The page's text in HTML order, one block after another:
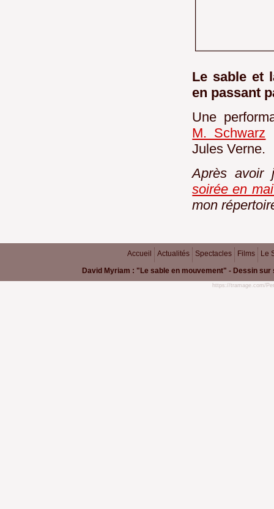
Le sable et
en passant
Une
M. Schwarz
Jules Verne.
Après avoir
soirée en
mon
Accueil Actualités Spectacles Films
Le
David Myriam : "Le sable en mouvement" - Dessin sur
https://tramage.com/